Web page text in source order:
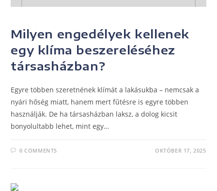
Milyen engedélyek kellenek
egy klíma beszereléséhez
társasházban?
Egyre többen szeretnének klímát a lakásukba – nemcsak a
nyári hőség miatt, hanem mert fűtésre is egyre többen
használják. De ha társasházban laksz, a dolog kicsit
bonyolultabb lehet, mint egy…
0 COMMENTS OKTÓBER 17, 2025